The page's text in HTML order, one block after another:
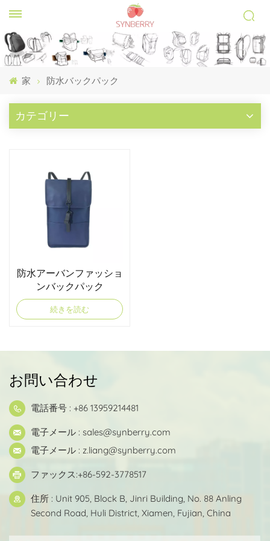
家 防水バックパック
カテゴリー
防水アーバンファッショ
ンバックパック
続きを読む
お問い合わせ
電話番号 : +86 13959214481
電子メール : sales@synberry.com
電子メール : z.liang@synberry.com
ファックス:+86-592-3778517
住所 : Unit 905, Block B, Jinri Building, No. 88 Anling
Second Road, Huli District, Xiamen, Fujian, China